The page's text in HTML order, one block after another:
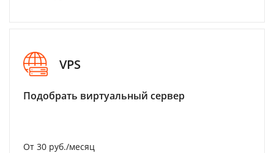
VPS
Подобрать виртуальный сервер
От 30 руб./месяц